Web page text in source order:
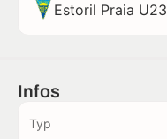
Estoril Praia U23
Infos
Typ